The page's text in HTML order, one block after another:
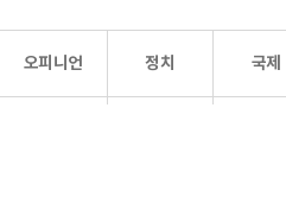
오피니언 정치 국제